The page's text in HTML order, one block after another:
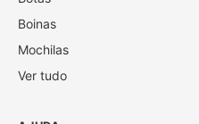
Boinas
Mochilas
Ver tudo